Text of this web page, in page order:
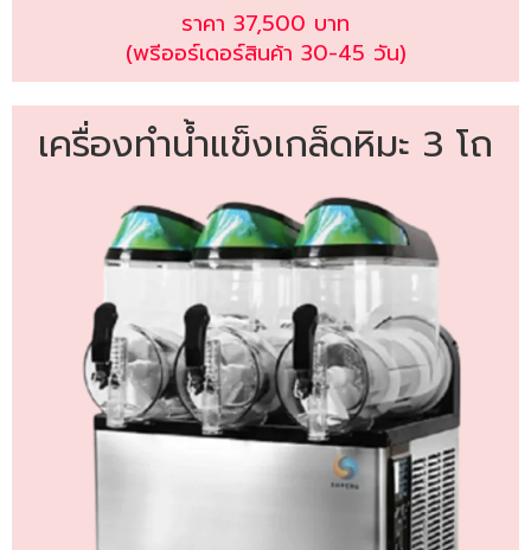
ราคา 37,500 บาท
(พรีออร์เดอร์สินค้า 30-45 วัน)
เครื่องทำน้ำแข็งเกล็ดหิมะ 3 โถ